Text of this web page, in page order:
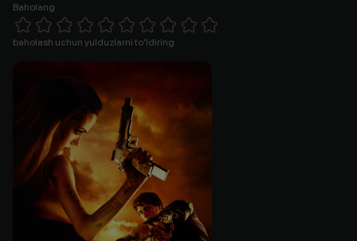
Baholang
1 Star 2 Stars 3 Stars 4 Stars5 Stars 6 Stars7 Stars8 Stars
baholash uchun yulduzlarni to'ldiring